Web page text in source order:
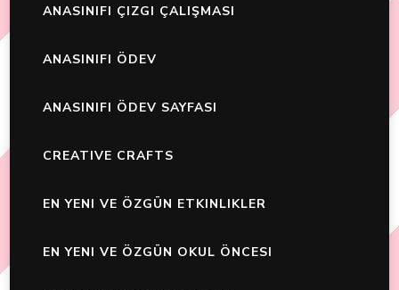
ANASINIFI ÇIZGI ÇALIŞMASI
ANASINIFI ÖDEV
ANASINIFI ÖDEV SAYFASI
CREATIVE CRAFTS
EN YENI VE ÖZGÜN ETKINLIKLER
EN YENI VE ÖZGÜN OKUL ÖNCESI